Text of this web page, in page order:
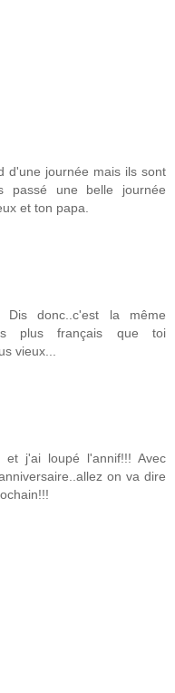
d'une journée mais ils sont
passé une belle journée
et ton papa.
Dis donc..c'est la même
plus français que toi
vieux...
j'ai loupé l'annif!!! Avec
on va dire